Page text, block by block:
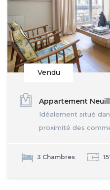
Vendu
Appartement
Idéalement situé
proximité des
3 Chambres